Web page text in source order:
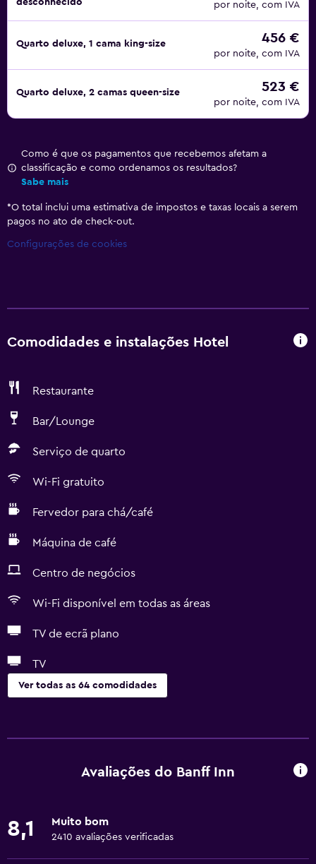
desconhecido por noite, com IVA
Quarto deluxe, 1 cama king-size 456 €
por noite, com IVA
Quarto deluxe, 2 camas queen-size 523 €
por noite, com IVA
Como é que os pagamentos que recebemos afetam a
classificação e como ordenamos os resultados?
Sabe mais
*O total inclui uma estimativa de impostos e taxas locais a serem
pagos no ato de check-out.
Configurações de cookies
Comodidades e instalações Hotel
Restaurante
Bar/Lounge
Serviço de quarto
Wi-Fi gratuito
Fervedor para chá/café
Máquina de café
Centro de negócios
Wi-Fi disponível em todas as áreas
TV de ecrã plano
TV
Ver todas as 64 comodidades
Wi-Fi gratuito
Toalhas
Avaliações do Banff Inn
8,1 Muito bom
2410 avaliações verificadas